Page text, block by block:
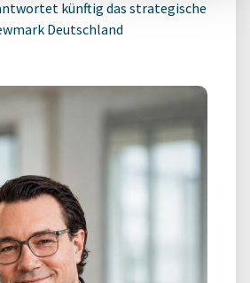
künftig das strategische
Deutschland